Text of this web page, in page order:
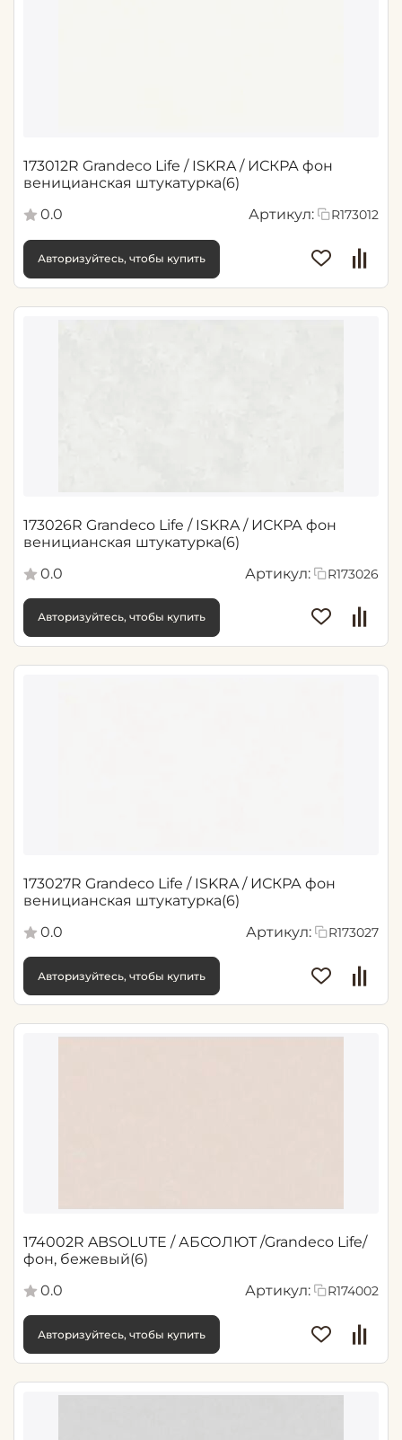
173012R Grandeco Life / ISKRA / ИСКРА фон
веницианская штукатурка(6)
0.0
Артикул: R173012
Авторизуйтесь, чтобы купить
173026R Grandeco Life / ISKRA / ИСКРА фон
веницианская штукатурка(6)
0.0
Артикул: R173026
Авторизуйтесь, чтобы купить
173027R Grandeco Life / ISKRA / ИСКРА фон
веницианская штукатурка(6)
0.0
Артикул: R173027
Авторизуйтесь, чтобы купить
174002R ABSOLUTE / АБСОЛЮТ /Grandeco Life/
фон, бежевый(6)
0.0
Артикул: R174002
Авторизуйтесь, чтобы купить